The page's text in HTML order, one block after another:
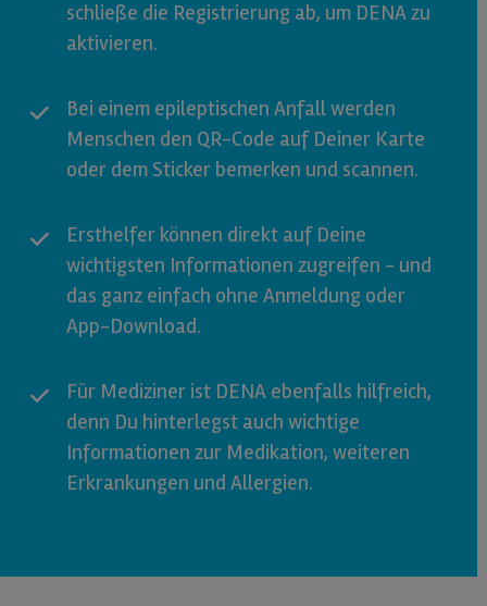
schließe die Registrierung ab, um DENA zu
aktivieren.
Bei einem epileptischen Anfall werden
Menschen den QR-Code auf Deiner Karte
oder dem Sticker bemerken und scannen.
Ersthelfer können direkt auf Deine
wichtigsten Informationen zugreifen - und
das ganz einfach ohne Anmeldung oder
App-Download.
Für Mediziner ist DENA ebenfalls hilfreich,
denn Du hinterlegst auch wichtige
Informationen zur Medikation, weiteren
Erkrankungen und Allergien.